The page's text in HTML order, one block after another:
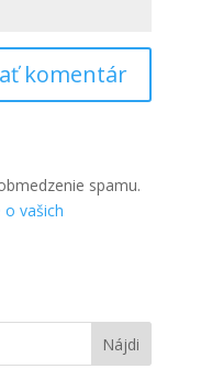
spamu.
vašich